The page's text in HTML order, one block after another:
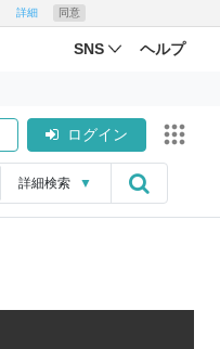
詳細 同意
SNS ヘルプ
ログイン
詳細検索 ▼